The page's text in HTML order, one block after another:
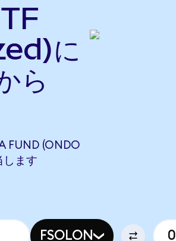
に
ら
FUND (ONDO
します
FSOLON